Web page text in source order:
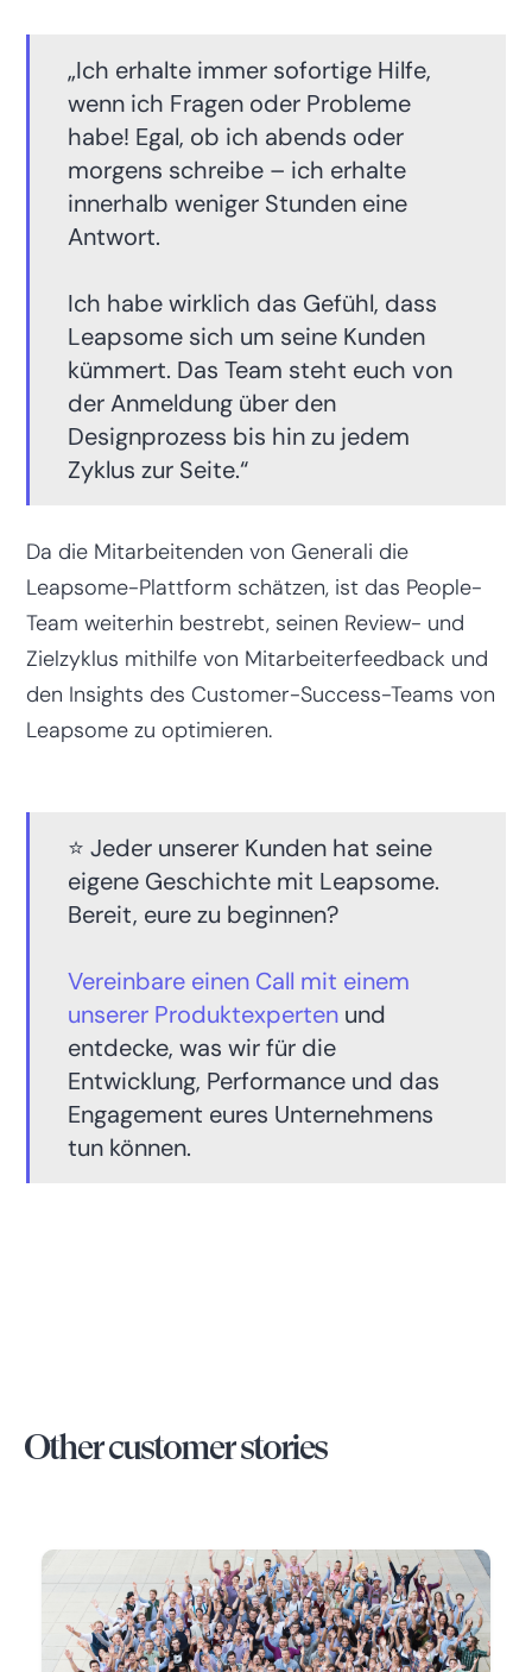
„Ich erhalte immer sofortige Hilfe,
wenn ich Fragen oder Probleme
habe! Egal, ob ich abends oder
morgens schreibe – ich erhalte
innerhalb weniger Stunden eine
Antwort.
Ich habe wirklich das Gefühl, dass
Leapsome sich um seine Kunden
kümmert. Das Team steht euch von
der Anmeldung über den
Designprozess bis hin zu jedem
Zyklus zur Seite.“
Da die Mitarbeitenden von Generali die
Leapsome-Plattform schätzen, ist das People-
Team weiterhin bestrebt, seinen Review- und
Zielzyklus mithilfe von Mitarbeiterfeedback und
den Insights des Customer-Success-Teams von
Leapsome zu optimieren.
⭐️ Jeder unserer Kunden hat seine
eigene Geschichte mit Leapsome.
Bereit, eure zu beginnen?
Vereinbare einen Call mit einem
unserer Produktexpertenund
entdecke, was wir für die
Entwicklung, Performance und das
Engagement eures Unternehmens
tun können.
Other customer stories